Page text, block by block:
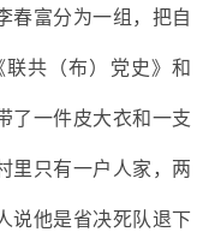
春富分为一组， 把自
联共（布）党史》和
了一件皮大衣和一支
里只有一户人家，两
说他是省决死队退下